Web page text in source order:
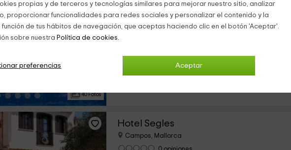
propias y de terceros y tecnologías similares para mejorar nuestro sitio, analizar
proporcionar funcionalidades para redes sociales y personalizar el contenido y la
de tus hábitos de navegación, que aceptas haciendo clic en el botón 'Aceptar'.
sobre nuestra Política de cookies.
Aceptar
preferencias
›
40 Fotos
Campos, Mallorca
0 opiniones
Si buscas un lugar tranquilo donde relajarte, esta villa con
piscina es ideal para huir de las masificaciones y
descansar junto a tu familia estas vacaciones. Rodeada
Hotel Segles
Campos, Mallorca